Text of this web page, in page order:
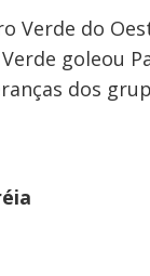
Verde do
goleou
dos